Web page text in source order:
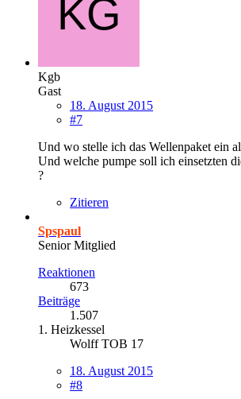
Kgb
Gast
18. August 2015
#7
Und wo stelle ich das Wellenpaket ein
Und welche pumpe soll ich einsetzten
?
Zitieren
Spspaul
Senior Mitglied
Reaktionen
673
Beiträge
1.507
1. Heizkessel
Wolff TOB 17
18. August 2015
#8